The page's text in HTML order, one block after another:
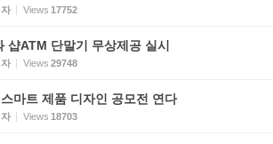
Views 17752
샵ATM 단말기 무상제공 실시
Views 29748
마트 제품 디자인 공모전 연다
Views 18703